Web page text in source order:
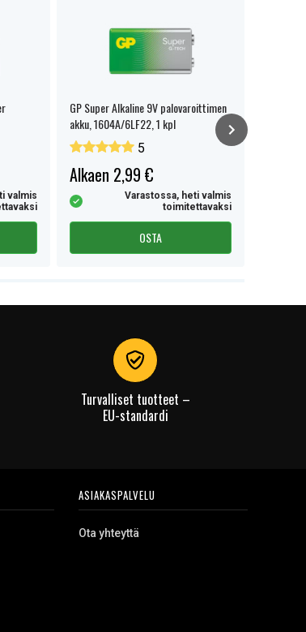
valmis
GP Super Alkaline 9V palovaroittimen
akku, 1604A/6LF22, 1 kpl
5
Alkaen 2,99 €
Varastossa, heti valmis
toimitettavaksi
OSTA
Turvalliset tuotteet –
EU-standardi
ASIAKASPALVELU
Ota yhteyttä